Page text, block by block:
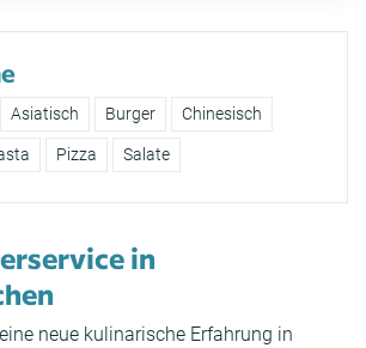
Asiatisch Burger Chinesisch
Pizza Salate
in
neue kulinarische Erfahrung in